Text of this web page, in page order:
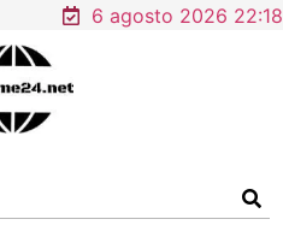
6 agosto 2026 22:18